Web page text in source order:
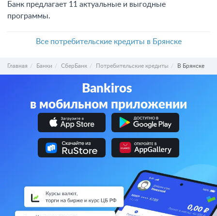
Банк предлагает 11 актуальные и выгодные
программы.
Все потребительские кредиты в Брянске
Главная Банки СберБанк Потребительские кредиты В Брянске
Bankiros
в мобильном приложении